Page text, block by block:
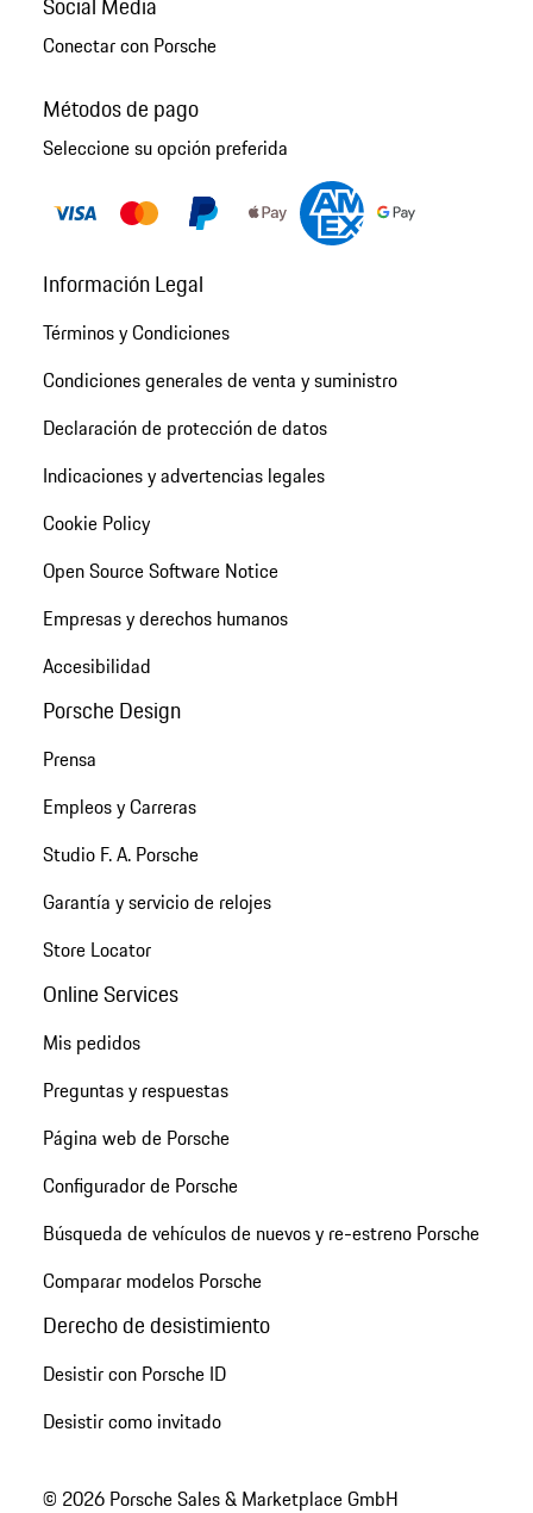
Conectar con Porsche
Métodos de pago
Seleccione su opción preferida
Información Legal
Términos y Condiciones
Condiciones generales de venta y suministro
Declaración de protección de datos
Indicaciones y advertencias legales
Cookie Policy
Open Source Software Notice
Empresas y derechos humanos
Accesibilidad
Porsche Design
Prensa
Empleos y Carreras
Studio F. A. Porsche
Garantía y servicio de relojes
Store Locator
Online Services
Mis pedidos
Preguntas y respuestas
Página web de Porsche
Configurador de Porsche
Búsqueda de vehículos de nuevos y re-estreno Porsche
Comparar modelos Porsche
Derecho de desistimiento
Desistir con Porsche ID
Desistir como invitado
© 2026 Porsche Sales & Marketplace GmbH